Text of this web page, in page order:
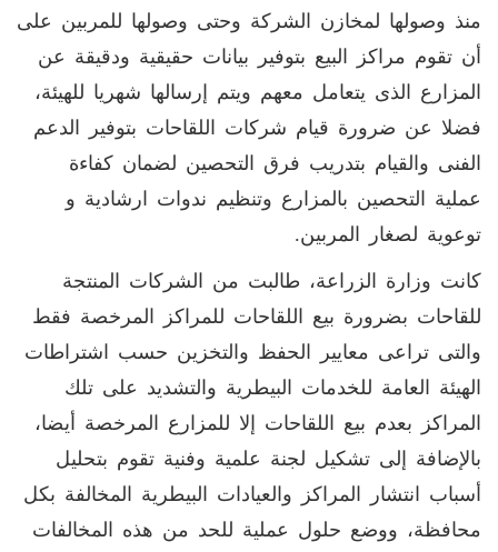
منذ وصولها لمخازن الشركة وحتى وصولها للمربين على
أن تقوم مراكز البيع بتوفير بيانات حقيقية ودقيقة عن
المزارع الذى يتعامل معهم ويتم إرسالها شهريا للهيئة،
فضلا عن ضرورة قيام شركات اللقاحات بتوفير الدعم
الفنى والقيام بتدريب فرق التحصين لضمان كفاءة
عملية التحصين بالمزارع وتنظيم ندوات ارشادية و
توعوية لصغار المربين.
كانت وزارة الزراعة، طالبت من الشركات المنتجة
للقاحات بضرورة بيع اللقاحات للمراكز المرخصة فقط
والتى تراعى معايير الحفظ والتخزين حسب اشتراطات
الهيئة العامة للخدمات البيطرية والتشديد على تلك
المراكز بعدم بيع اللقاحات إلا للمزارع المرخصة أيضا،
بالإضافة إلى تشكيل لجنة علمية وفنية تقوم بتحليل
أسباب انتشار المراكز والعيادات البيطرية المخالفة بكل
محافظة، ووضع حلول عملية للحد من هذه المخالفات